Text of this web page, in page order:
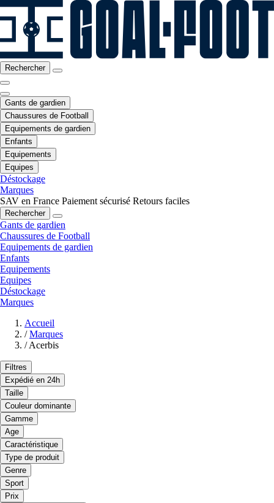
Rechercher
Gants de gardien
Chaussures de Football
Equipements de gardien
Enfants
Equipements
Equipes
Déstockage
Marques
SAV en France Paiement sécurisé Retours faciles
Rechercher
Gants de gardien
Chaussures de Football
Equipements de gardien
Enfants
Equipements
Equipes
Déstockage
Marques
Accueil
/ Marques
/Acerbis
Filtres
Expédié en 24h
Taille
Couleur dominante
Gamme
Age
Caractéristique
Type de produit
Genre
Sport
Prix